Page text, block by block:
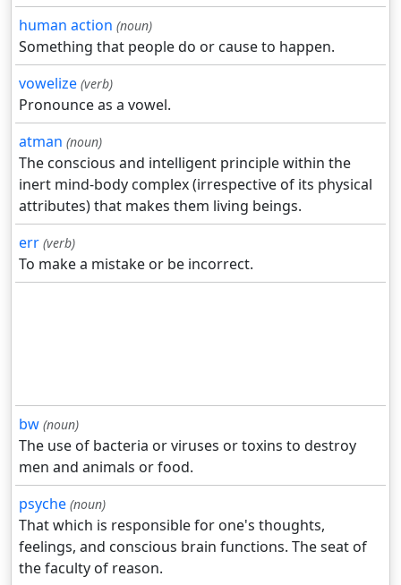
human action (noun)
Something that people do or cause to happen.
vowelize (verb)
Pronounce as a vowel.
atman (noun)
The conscious and intelligent principle within the
inert mind-body complex (irrespective of its physical
attributes) that makes them living beings.
err (verb)
To make a mistake or be incorrect.
bw (noun)
The use of bacteria or viruses or toxins to destroy
men and animals or food.
psyche (noun)
That which is responsible for one's thoughts,
feelings, and conscious brain functions. The seat of
the faculty of reason.